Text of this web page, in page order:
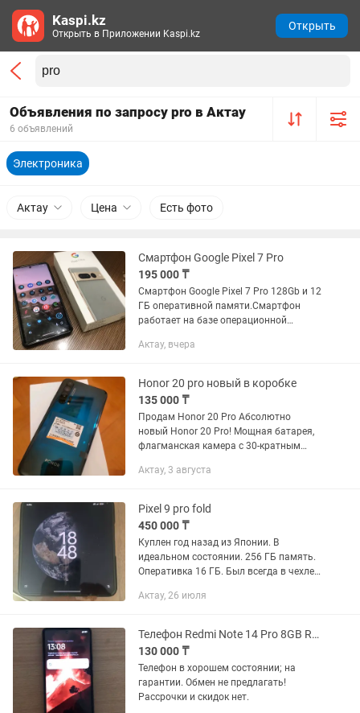
Объявления по запросу pro в Актау
6 объявлений
Электроника
Актау Цена Есть фото
Смартфон Google Pixel 7 Pro
195 000 ₸
Смартфон Google Pixel 7 Pro 128Gb и 12
ГБ оперативной памяти.Смартфон
работает на базе операционной
устройстве 3 шт., разрешением 50 Мп.,
Актау, вчера
Honor 20 pro новый в коробке
135 000 ₸
Продам Honor 20 Pro Абсолютно
новый Honor 20 Pro! Мощная батарея,
флагманская камера с 30-кратным
и все Google сервисы. Отличный выбор
Актау, 3 августа
Pixel 9 pro fold
450 000 ₸
Куплен год назад из Японии. В
идеальном состоянии. 256 ГБ память.
Оперативка 16 ГБ. Был всегда в чехле
карбоновый, а также запас пленок.
Актау, 26 июля
Телефон Redmi Note 14 Pro 8GB Ram/ 256 GB Rom
130 000 ₸
Телефон в хорошем состоянии; на
гарантии. Обмен не предлагать!
Рассрочки и скидок нет.
Kaspi.kz
Открыть в Приложении Kaspi.kz
Открыть